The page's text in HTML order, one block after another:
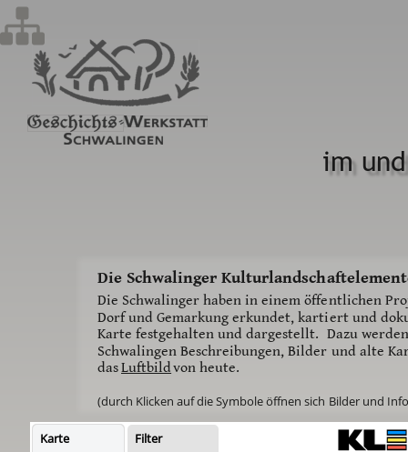
Die Schwalinger
Die Schwalinger haben in einem öffentlichen
Dorf und Gemarkung erkundet, kartiert und
Karte festgehalten und dargestellt.  Dazu
Schwalingen Beschreibungen, Bilder und alte
das Luftbildvon heute.
(durch Klicken auf die Symbole öffnen sich Bilder und
im